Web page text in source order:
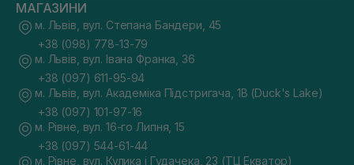
МАГАЗИНИ
м. Львів, вул. Степана Бандери, 45
+38 (098) 778-13-79
м. Львів, вул. Івана Франка, 36
+38 (097) 611-95-94
м. Львів, вул. Академіка Підстригача, 1В (Duck's Lake)
+38 (097) 101-97-16
м. Рівне, вул. 16-го Липня, 15
+38 (097) 544-61-44
м. Рівне, вул. Кулика і Гудачека, 23 (ТЦ Екватор)